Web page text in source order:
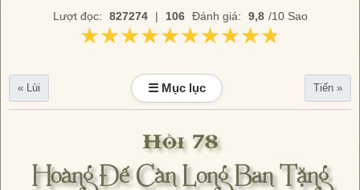
Lượt đọc: 827274 | 106 Đánh giá: 9,8 /10 Sao
★★★★★★★★★★
★★★★★★★★★★
« Lùi ☰ Mục lục Tiến »
Hồi 78
Hoàng Đế Càn Long Ban Tặng